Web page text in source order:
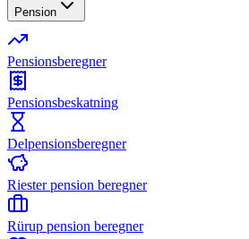
Pension
Pensionsberegner
Pensionsbeskatning
Delpensionsberegner
Riester pension beregner
Rürup pension beregner